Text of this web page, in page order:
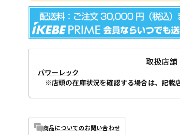
取扱店舗
パワーレック
※店頭の在庫状況を確認する場合は、記載
商品についてのお問い合わせ